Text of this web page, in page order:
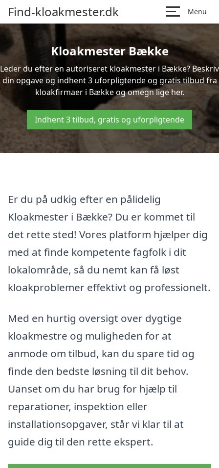
Find-kloakmester.dk Menu
Kloakmester Bække
Leder du efter en autoriseret kloakmester i Bække? Beskriv
din opgave og indhent 3 uforpligtende og gratis tilbud fra
kloakfirmaer i Bække og omegn lige her.
Indhent 3 tilbud, gratis og uforpligtende
Er du på udkig efter en pålidelig
Kloakmester i Bække? Du er kommet til
det rette sted! Vores platform hjælper dig
med at finde kompetente fagfolk i dit
lokalområde, så du nemt kan få løst
kloakproblemer effektivt og professionelt.
Med en hurtig oversigt over dygtige
kloakmestre og muligheden for at
anmode om tilbud, kan du spare tid og
finde den bedste løsning til dit behov.
Uanset om du har brug for hjælp til
reparationer, inspektion eller
installationsopgaver, står vi klar til at
guide dig til den rette ekspert.